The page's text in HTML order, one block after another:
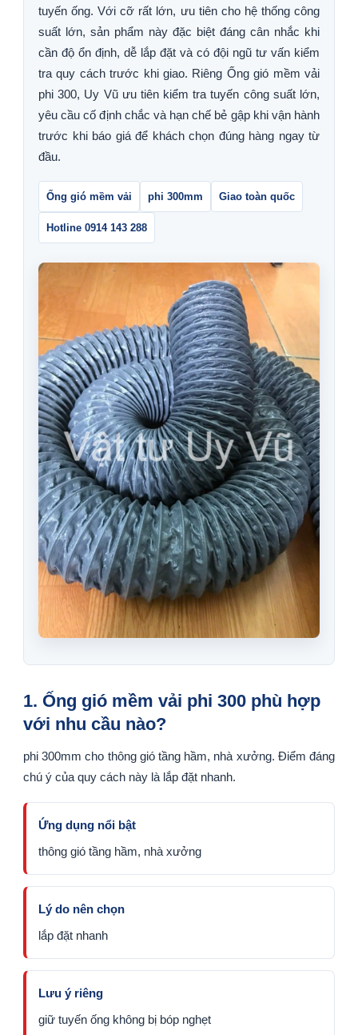
tuyến ống. Với cỡ rất lớn, ưu tiên cho hệ thống công
suất lớn, sản phẩm này đặc biệt đáng cân nhắc khi
cần độ ổn định, dễ lắp đặt và có đội ngũ tư vấn kiểm
tra quy cách trước khi giao. Riêng Ống gió mềm vải
phi 300, Uy Vũ ưu tiên kiểm tra tuyến công suất lớn,
yêu cầu cố định chắc và hạn chế bẻ gập khi vận hành
trước khi báo giá để khách chọn đúng hàng ngay từ
đầu.
Ống gió mềm vải phi 300mm Giao toàn quốc
Hotline 0914 143 288
1. Ống gió mềm vải phi 300 phù hợp
với nhu cầu nào?
phi 300mm cho thông gió tầng hầm, nhà xưởng. Điểm đáng
chú ý của quy cách này là lắp đặt nhanh.
Ứng dụng nổi bật
thông gió tầng hầm, nhà xưởng
Lý do nên chọn
lắp đặt nhanh
Lưu ý riêng
giữ tuyến ống không bị bóp nghẹt